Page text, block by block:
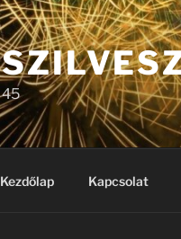
45
Kezdőlap Kapcsolat